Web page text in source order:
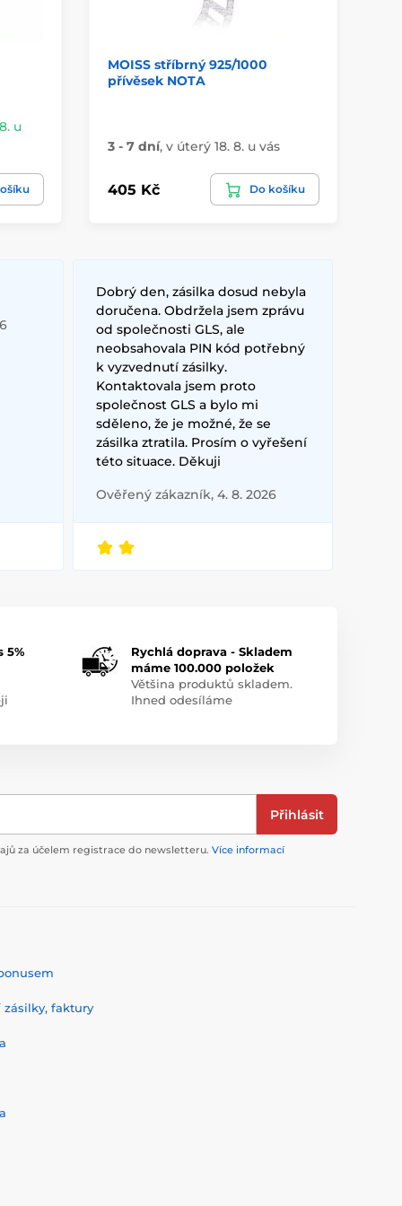
u
MOISS stříbrný 925/1000
přívěsek NOTA
3 - 7 dní, v úterý 18. 8. u vás
405 Kč Do košíku
Dobrý den, zásilka dosud nebyla
doručena. Obdržela jsem zprávu
od společnosti GLS, ale
neobsahovala PIN kód potřebný
k vyzvednutí zásilky.
Kontaktovala jsem proto
společnost GLS a bylo mi
sděleno, že je možné, že se
zásilka ztratila. Prosím o vyřešení
této situace. Děkuji
Ověřený zákazník, 4. 8. 2026
5%
Rychlá doprava - Skladem
máme 100.000 položek
Většina produktů skladem.
Ihned odesíláme
Přihlásit
za účelem registrace do newsletteru. Více informací
zásilky, faktury